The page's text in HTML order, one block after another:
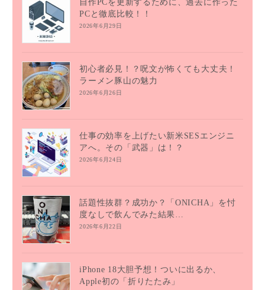
自作PCを更新するために、過去に作った
PCと徹底比較！！
2026年6月29日
初心者必見！？呪文が怖くても大丈夫！
ラーメン豚山の魅力
2026年6月26日
仕事の効率を上げたい新米SESエンジニ
アへ。その「武器」は！？
2026年6月24日
話題性抜群？成功か？「ONICHA」を忖
度なしで飲んでみた結果…
2026年6月22日
iPhone 18大胆予想！ついに出るか、
Apple初の「折りたたみ」